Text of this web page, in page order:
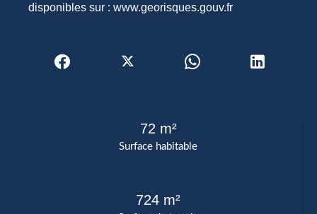
Surface habitable
72 m²
724 m²
disponibles sur : www.georisques.gouv.fr